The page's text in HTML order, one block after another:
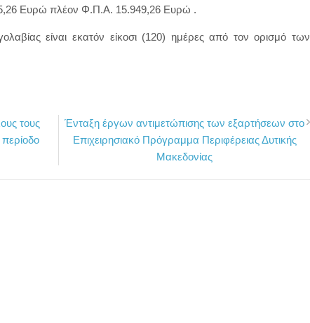
Ευρώ πλέον Φ.Π.Α. 15.949,26 Ευρώ .
είναι εκατόν είκοσι (120) ημέρες από τον ορισμό των
τους
Ένταξη έργων αντιμετώπισης των εξαρτήσεων στο
Επιχειρησιακό Πρόγραμμα Περιφέρειας Δυτικής
Μακεδονίας